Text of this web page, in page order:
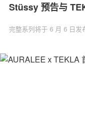
Stüssy 预告与
完整系列将于 6 月 6 日发